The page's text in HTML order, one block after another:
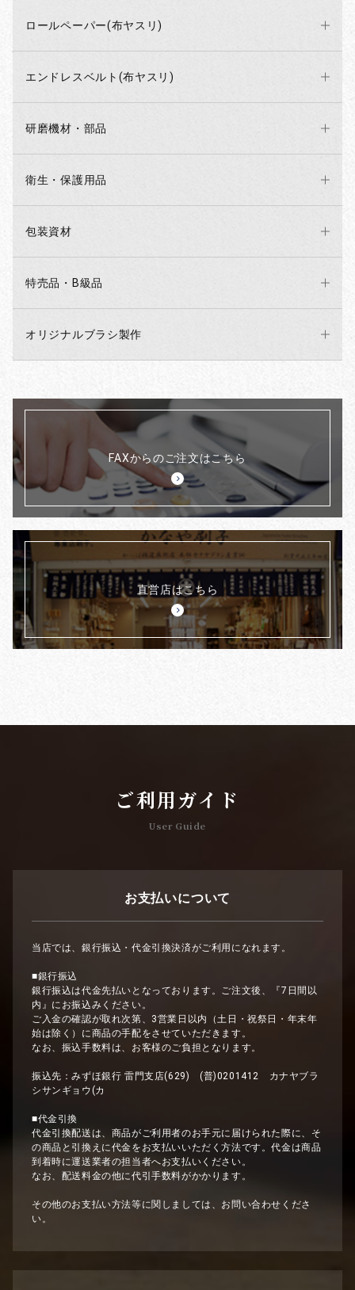
ロールペーパー(布ヤスリ)
エンドレスベルト(布ヤスリ)
研磨機材・部品
衛生・保護用品
包装資材
特売品・B級品
オリジナルブラシ製作
FAXからのご注文はこちら
直営店はこちら
ご利用ガイド
User Guide
お支払いについて
当店では、銀行振込・代金引換決済がご利用になれます。
■銀行振込
銀行振込は代金先払いとなっております。ご注文後、『7日間以
内』にお振込みください。
ご入金の確認が取れ次第、3営業日以内（土日・祝祭日・年末年
始は除く）に商品の手配をさせていただきます。
なお、振込手数料は、お客様のご負担となります。
振込先：みずほ銀行 雷門支店(629) (普)0201412 カナヤブラ
シサンギョウ(カ
■代金引換
代金引換配送は、商品がご利用者のお手元に届けられた際に、そ
の商品と引換えに代金をお支払いいただく方法です。代金は商品
到着時に運送業者の担当者へお支払いください。
なお、配送料金の他に代引手数料がかかります。
その他のお支払い方法等に関しましては、お問い合わせくださ
い。